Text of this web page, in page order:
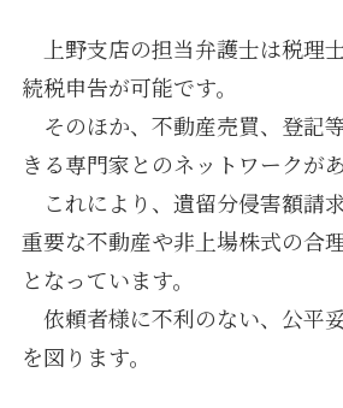
上野支店の担当弁護士は税理
続税申告が可能です。
そのほか、不動産売買、登記
きる専門家とのネットワークがあ
これにより、遺留分侵害額請
重要な不動産や非上場株式の合
となっています。
依頼者様に不利のない、公平
を図ります。